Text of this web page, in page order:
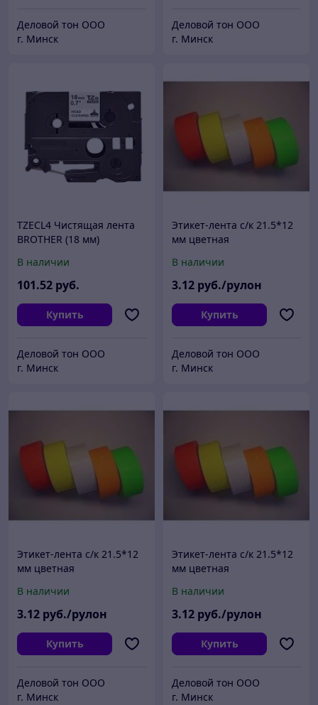
Деловой тон ООО
г. Минск
Деловой тон ООО
г. Минск
TZECL4 Чистящая лента
BROTHER (18 мм)
В наличии
101.52 руб.
Купить
Деловой тон ООО
г. Минск
Этикет-лента с/к 21.5*12
мм цветная
шт. в рулоне Зеленый
В наличии
3.12 руб./рулон
Купить
Деловой тон ООО
г. Минск
Этикет-лента с/к 21.5*12
мм цветная
шт. в рулоне Желтый
В наличии
3.12 руб./рулон
Купить
Деловой тон ООО
г. Минск
Этикет-лента с/к 21.5*12
мм цветная
шт. в рулоне Красный
В наличии
3.12 руб./рулон
Купить
Деловой тон ООО
г. Минск